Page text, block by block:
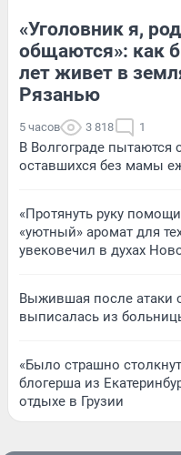
«Уголовник я,
общаются»: как
лет живет в
Рязанью
5 часов 3 818 1
В Волгограде пытаются
оставшихся без мамы
«Протянуть руку
«уютный» аромат для
увековечил в духах
Выжившая после атаки
выписалась из
«Было страшно
блогерша из
отдыхе в Грузии